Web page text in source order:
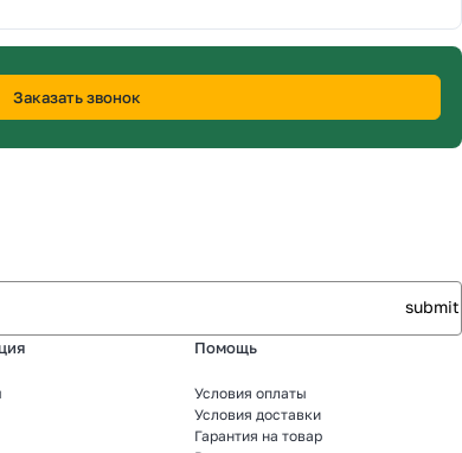
Заказать звонок
Помощь
Условия оплаты
Условия доставки
Гарантия на товар